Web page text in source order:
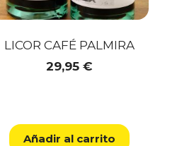
LICOR CAFÉ PALMIRA
29,95 €
Añadir al carrito